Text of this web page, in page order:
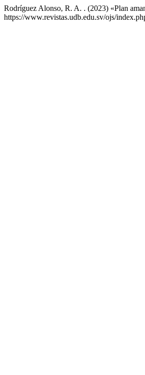
Rodríguez Alonso, R. A. . (2023) «Plan
https://www.revistas.udb.edu.sv/ojs/